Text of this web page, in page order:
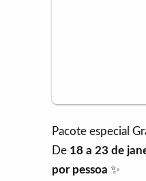
Pacote especial
De 18 a 23 de
por pessoa ✨